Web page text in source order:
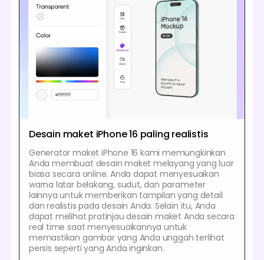
Desain maket iPhone 16 paling realistis
Generator maket iPhone 16 kami memungkinkan
Anda membuat desain maket melayang yang luar
biasa secara online. Anda dapat menyesuaikan
warna latar belakang, sudut, dan parameter
lainnya untuk memberikan tampilan yang detail
dan realistis pada desain Anda. Selain itu, Anda
dapat melihat pratinjau desain maket Anda secara
real time saat menyesuaikannya untuk
memastikan gambar yang Anda unggah terlihat
persis seperti yang Anda inginkan.